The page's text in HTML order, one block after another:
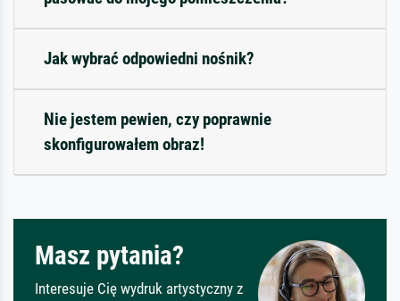
Jak wybrać odpowiedni nośnik?
Nie jestem pewien, czy poprawnie
skonfigurowałem obraz!
Masz pytania?
Interesuje Cię wydruk artystyczny z